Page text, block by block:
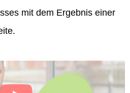
mit dem Ergebnis einer